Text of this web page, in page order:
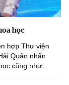
học
hợp Thư viện
Quân nhấn
cũng như...